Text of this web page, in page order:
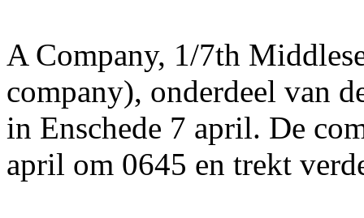
A Company, 1/7th
company), onderdeel van
in Enschede 7 april. De
april om 0645 en trekt